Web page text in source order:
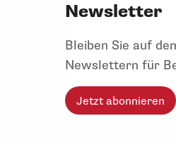
Newsletter
Bleiben Sie auf
Newslettern für
Jetzt abonnieren